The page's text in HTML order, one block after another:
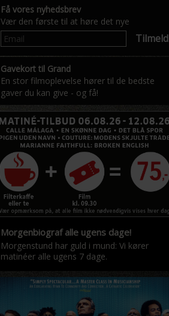
Få vores nyhedsbrev
Vær den første til at høre det nye
Tilmeld
Gavekort til Grand
En stor filmoplevelse hører til de bedste
gaver du kan give - og få!
Morgenbiograf alle ugens dage!
Morgenstund har guld i mund: Vi kører
matinéer alle ugens 7 dage.